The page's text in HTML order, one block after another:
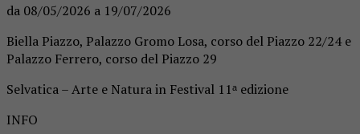
da 08/05/2026 a 19/07/2026
Biella Piazzo, Palazzo Gromo Losa, corso del Piazzo 22/24 e
Palazzo Ferrero, corso del Piazzo 29
Selvatica – Arte e Natura in Festival 11ᵃ edizione
INFO